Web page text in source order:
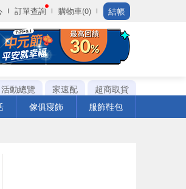
訂單查詢 購物車(0) 結帳
活動總覽 家速配
超商取貨
傢俱寢飾 服飾鞋包